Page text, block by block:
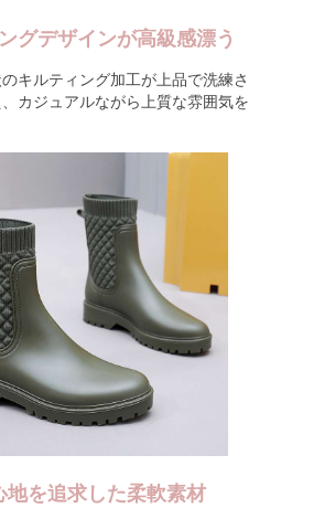
グデザインが高級感漂う
キルティング加工が上品で洗練さ
カジュアルながら上質な雰囲気を
地を追求した柔軟素材